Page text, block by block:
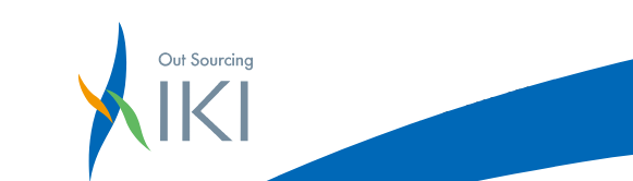
株式会社アイケイアイ 千葉営業所
千葉営業所
成田市 薬の製造補